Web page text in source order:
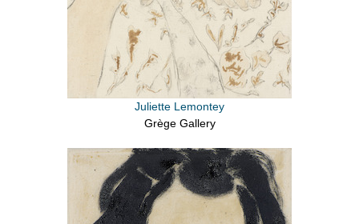
Juliette Lemontey
Grège Gallery